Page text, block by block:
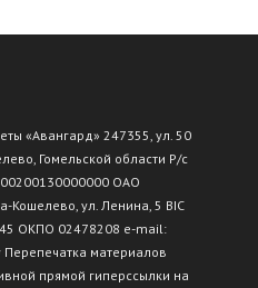
«Авангард» 247355, ул. 50
Гомельской области Р/с
ОАО
Кошелево, ул. Ленина, 5 BIC
ОКПО 02478208 e-mail:
материалов
прямой гиперссылки на